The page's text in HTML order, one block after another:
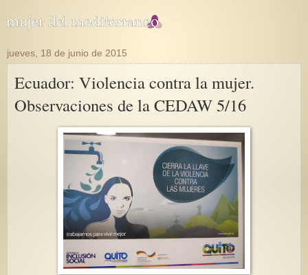
jueves, 18 de junio de 2015
Ecuador: Violencia contra la mujer.
Observaciones de la CEDAW 5/16